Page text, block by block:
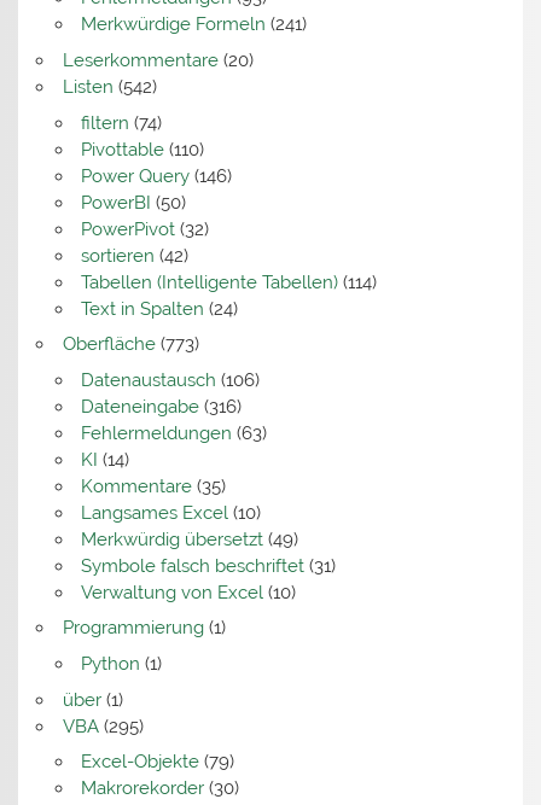
Merkwürdige Formeln (241)
Leserkommentare(20)
Listen (542)
filtern (74)
Pivottable(110)
Power Query(146)
PowerBI (50)
PowerPivot(32)
sortieren (42)
Tabellen (Intelligente Tabellen)(114)
Text in Spalten (24)
Oberfläche(773)
Datenaustausch (106)
Dateneingabe(316)
Fehlermeldungen (63)
KI (14)
Kommentare(35)
Langsames Excel(10)
Merkwürdig übersetzt(49)
Symbole falsch beschriftet(31)
Verwaltung von Excel(10)
Programmierung(1)
Python (1)
über(1)
VBA(295)
Excel-Objekte(79)
Makrorekorder(30)